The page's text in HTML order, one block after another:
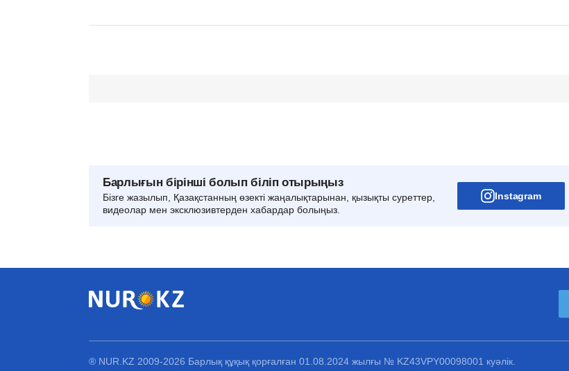
Барлығын бірінші болып біліп отырыңыз
Бізге жазылып, Қазақстанның өзекті жаңалықтарынан, қызықты суреттер,
видеолар мен эксклюзивтерден хабардар болыңыз.
Instagram
® NUR.KZ 2009-2026 Барлық құқық қорғалған 01.08.2024 жылғы № KZ43VPY00098001 куәлік.